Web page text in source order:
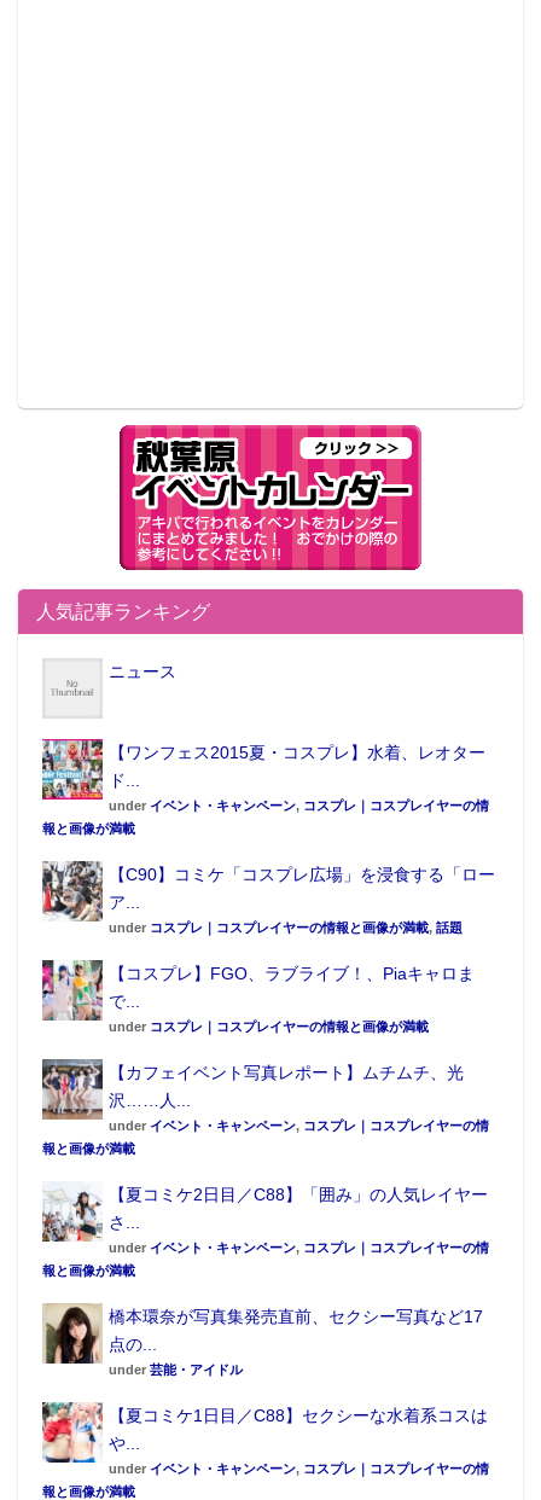
みたいなので、興味ある人はTwitterチェックして
みてくださいっpic.twitter.com/YzZq27nNeD
— 五木あきら (@itsuki_akira)2018年4月4日
●編集部オススメ
・セクシーなサイバー系衣装に身を包んだ
・伊織もえ「ラビットランジェリー」でフ
ァン悩殺
この記事が気に入ったらフォローしよう
人気記事ランキング
ニュース
【ワンフェス2015夏・コスプレ】水着、レオター
ド...
under イベント・キャンペーン, コスプレ｜コスプレイヤーの情
報と画像が満載
【C90】コミケ「コスプレ広場」を浸食する「ロー
ア...
under コスプレ｜コスプレイヤーの情報と画像が満載, 話題
【コスプレ】FGO、ラブライブ！、Piaキャロま
で...
under コスプレ｜コスプレイヤーの情報と画像が満載
【カフェイベント写真レポート】ムチムチ、光
沢……人...
under イベント・キャンペーン, コスプレ｜コスプレイヤーの情
報と画像が満載
【夏コミケ2日目／C88】「囲み」の人気レイヤー
さ...
under イベント・キャンペーン, コスプレ｜コスプレイヤーの情
報と画像が満載
橋本環奈が写真集発売直前、セクシー写真など17
点の...
under 芸能・アイドル
【夏コミケ1日目／C88】セクシーな水着系コスは
や...
under イベント・キャンペーン, コスプレ｜コスプレイヤーの情
報と画像が満載